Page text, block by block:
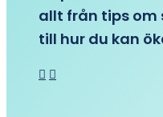
allt från tips
till hur du kan